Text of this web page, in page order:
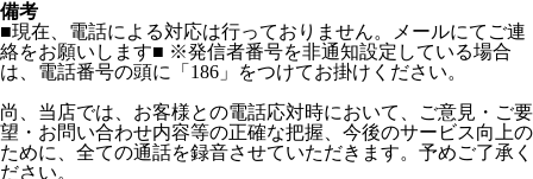
備考
■現在、電話による対応は行っておりません。メールにてご連
絡をお願いします■ ※発信者番号を非通知設定している場合
は、電話番号の頭に「186」をつけてお掛けください。
尚、当店では、お客様との電話応対時において、ご意見・ご要
望・お問い合わせ内容等の正確な把握、今後のサービス向上の
ために、全ての通話を録音させていただきます。予めご了承く
ださい。